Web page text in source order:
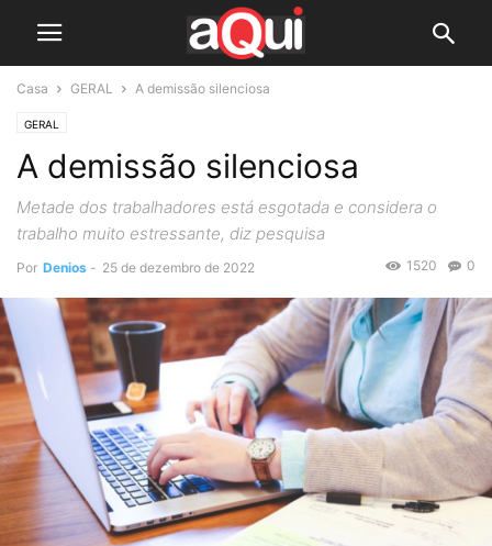
Casa GERAL A demissão silenciosa
GERAL
A demissão silenciosa
Metade dos trabalhadores está esgotada e considera o
trabalho muito estressante, diz pesquisa
Por Denios - 25 de dezembro de 2022 0
1520